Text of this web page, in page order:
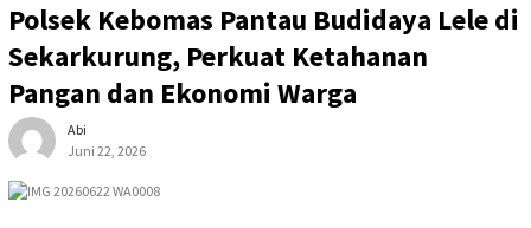
Polsek Kebomas Pantau Budidaya Lele di
Sekarkurung, Perkuat Ketahanan
Pangan dan Ekonomi Warga
Abi
Juni 22, 2026